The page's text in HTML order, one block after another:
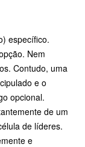
específico.
Nem
Contudo, uma
e o
opcional.
de um
de líderes.
e